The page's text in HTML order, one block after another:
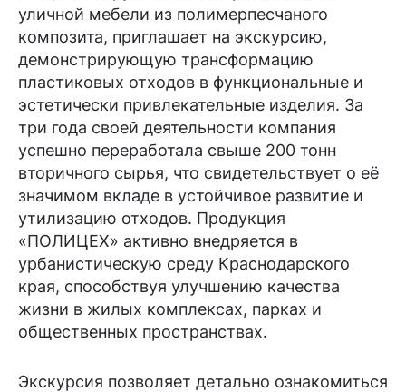
уличной мебели из полимерпесчаного
композита, приглашает на экскурсию,
демонстрирующую трансформацию
пластиковых отходов в функциональные и
эстетически привлекательные изделия. За
три года своей деятельности компания
успешно переработала свыше 200 тонн
вторичного сырья, что свидетельствует о её
значимом вкладе в устойчивое развитие и
утилизацию отходов. Продукция
«ПОЛИЦЕХ» активно внедряется в
урбанистическую среду Краснодарского
края, способствуя улучшению качества
жизни в жилых комплексах, парках и
общественных пространствах.
Экскурсия позволяет детально ознакомиться